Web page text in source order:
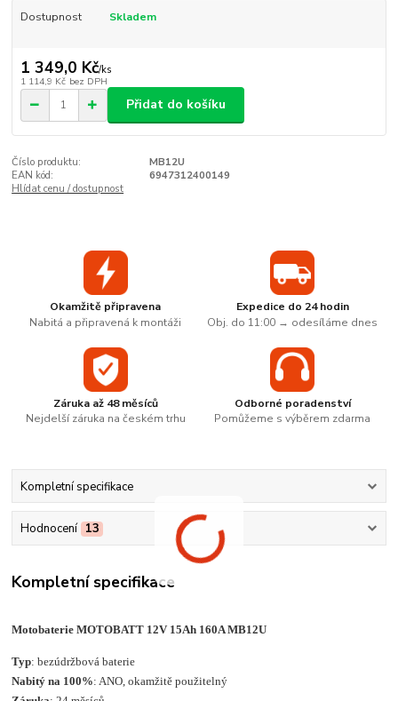
Dostupnost Skladem
1 349,0 Kč/ks
1 114,9 Kč bez DPH
Přidat do košíku
Číslo produktu:
MB12U
EAN kód:
6947312400149
Hlídat cenu / dostupnost
Okamžitě připravena
Nabitá a připravená k montáži
Expedice do 24 hodin
Obj. do 11:00 → odesíláme dnes
Záruka až 48 měsíců
Nejdelší záruka na českém trhu
Odborné poradenství
Pomůžeme s výběrem zdarma
Kompletní specifikace
Hodnocení 13
Kompletní specifikace
Motobaterie MOTOBATT 12V 15Ah 160A MB12U
Typ: bezúdržbová baterie
Nabitý na 100%: ANO, okamžitě použitelný